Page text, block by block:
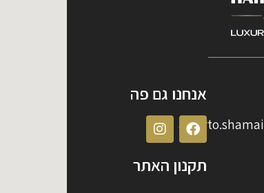
אנחנו גם פה
תקנון האתר